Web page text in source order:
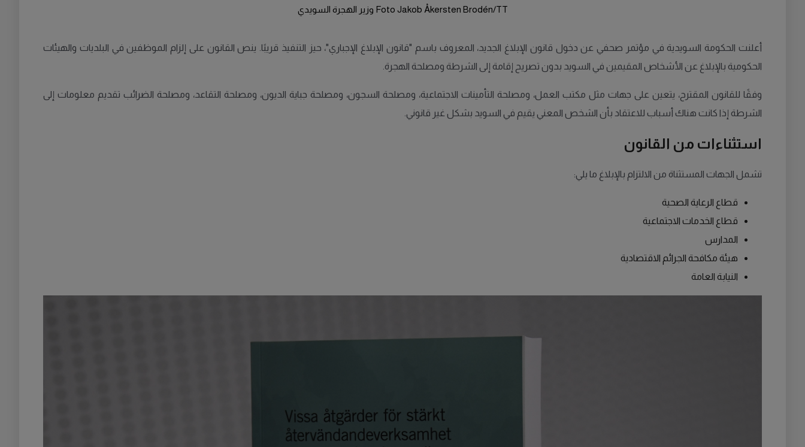
Foto Jakob Åkersten Brodén/TT وزير الهجرة السويدي
أعلنت الحكومة السويدية في مؤتمر صحفي عن دخول قانون الإبلاغ الجديد، المعروف باسم "قانون الإبلاغ الإجباري"، حيز التنفيذ قريبًا. ينص القانون على إلزام الموظفين في البلديات والهيئات
الحكومية بالإبلاغ عن الأشخاص المقيمين في السويد بدون تصريح إقامة إلى الشرطة ومصلحة الهجرة.
وفقًا للقانون المقترح، يتعين على جهات مثل مكتب العمل، ومصلحة التأمينات الاجتماعية، ومصلحة السجون، ومصلحة جباية الديون، ومصلحة التقاعد، ومصلحة الضرائب تقديم معلومات إلى
الشرطة إذا كانت هناك أسباب للاعتقاد بأن الشخص المعني يقيم في السويد بشكل غير قانوني.
استثناءات من القانون
تشمل الجهات المستثناة من الالتزام بالإبلاغ ما يلي:
قطاع الرعاية الصحية
قطاع الخدمات الاجتماعية
المدارس
هيئة مكافحة الجرائم الاقتصادية
النيابة العامة